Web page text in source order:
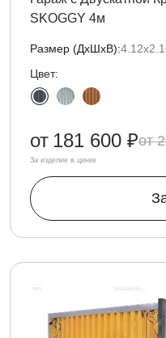
SKOGGY 4м
Размер (ДxШxВ):
Цвет:
от 181 600 ₽
За изделие в цинке